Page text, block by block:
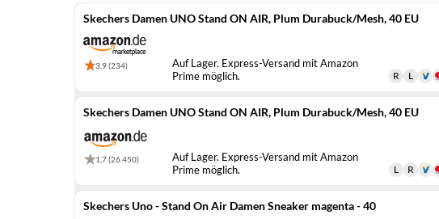
Skechers Damen UNO Stand ON AIR, Plum Durabuck/Mesh, 40 EU
3,9 (234)
Auf Lager. Express-Versand mit Amazon
Prime möglich.
Skechers Damen UNO Stand ON AIR, Plum Durabuck/Mesh, 40 EU
1,7 (26.450)
Auf Lager. Express-Versand mit Amazon
Prime möglich.
Skechers Uno - Stand On Air Damen Sneaker magenta - 40